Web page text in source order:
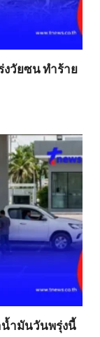
งวัยซน ทำร้าย
น้ำมันวันพรุ่งนี้